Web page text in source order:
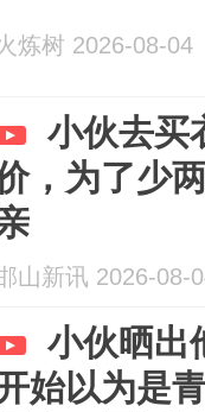
炼树 2026-08-04
小伙去买
，为了少
山新讯 2026-08-
小伙晒出
始以为是